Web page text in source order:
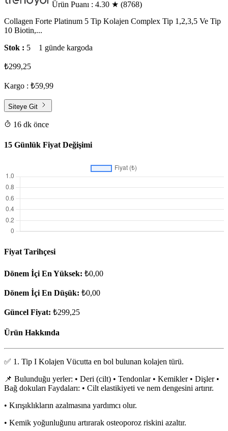
Ürün Puanı : 4.30 ★ (8768)
Collagen Forte Platinum 5 Tip Kolajen Complex Tip 1,2,3,5 Ve Tip
10 Biotin,...
Stok : 5 1 günde kargoda
₺299,25
Kargo : ₺59,99
Siteye Git
16 dk önce
15 Günlük Fiyat Değişimi
Fiyat Tarihçesi
Dönem İçi En Yüksek: ₺0,00
Dönem İçi En Düşük: ₺0,00
Güncel Fiyat: ₺299,25
Ürün Hakkında
✅ 1. Tip I Kolajen Vücutta en bol bulunan kolajen türü.
📌 Bulunduğu yerler: • Deri (cilt) • Tendonlar • Kemikler • Dişler •
Bağ dokuları Faydaları: • Cilt elastikiyeti ve nem dengesini artırır.
• Kırışıklıkların azalmasına yardımcı olur.
• Kemik yoğunluğunu artırarak osteoporoz riskini azaltır.